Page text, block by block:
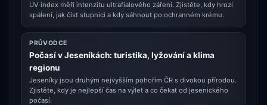
UV index měří intenzitu ultrafialového záření. Zjistěte, kdy hrozí
spálení, jak číst stupnici a kdy sáhnout po ochranném krému.
PRŮVODCE
Počasí v Jeseníkách: turistika, lyžování a klima
regionu
Jeseníky jsou druhým nejvyšším pohořím ČR s divokou přírodou.
Zjistěte, kdy je nejlepší čas na výlet a co čekat od jesenického
počasí.